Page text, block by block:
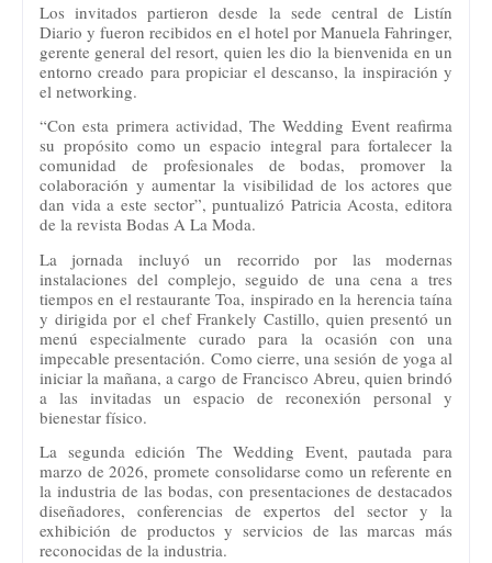
Los invitados partieron desde la sede central de Listín
Diario y fueron recibidos en el hotel por Manuela Fahringer,
gerente general del resort, quien les dio la bienvenida en un
entorno creado para propiciar el descanso, la inspiración y
el networking.
“Con esta primera actividad, The Wedding Event reafirma
su propósito como un espacio integral para fortalecer la
comunidad de profesionales de bodas, promover la
colaboración y aumentar la visibilidad de los actores que
dan vida a este sector”, puntualizó Patricia Acosta, editora
de la revista Bodas A La Moda.
La jornada incluyó un recorrido por las modernas
instalaciones del complejo, seguido de una cena a tres
tiempos en el restaurante Toa, inspirado en la herencia taína
y dirigida por el chef Frankely Castillo, quien presentó un
menú especialmente curado para la ocasión con una
impecable presentación. Como cierre, una sesión de yoga al
iniciar la mañana, a cargo de Francisco Abreu, quien brindó
a las invitadas un espacio de reconexión personal y
bienestar físico.
La segunda edición The Wedding Event, pautada para
marzo de 2026, promete consolidarse como un referente en
la industria de las bodas, con presentaciones de destacados
diseñadores, conferencias de expertos del sector y la
exhibición de productos y servicios de las marcas más
reconocidas de la industria.